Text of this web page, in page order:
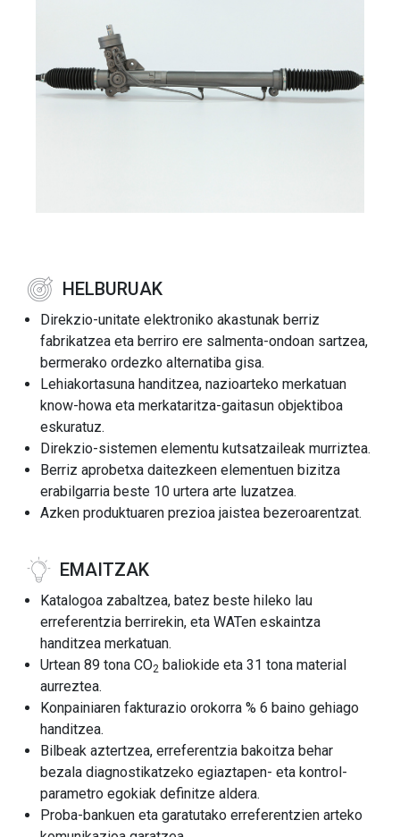
HELBURUAK
Direkzio-unitate elektroniko akastunak berriz
fabrikatzea eta berriro ere salmenta-ondoan sartzea,
bermerako ordezko alternatiba gisa.
Lehiakortasuna handitzea, nazioarteko merkatuan
know-howa eta merkataritza-gaitasun objektiboa
eskuratuz.
Direkzio-sistemen elementu kutsatzaileak murriztea.
Berriz aprobetxa daitezkeen elementuen bizitza
erabilgarria beste 10 urtera arte luzatzea.
Azken produktuaren prezioa jaistea bezeroarentzat.
EMAITZAK
Katalogoa zabaltzea, batez beste hileko lau
erreferentzia berrirekin, eta WATen eskaintza
handitzea merkatuan.
Urtean 89 tona CO2 baliokide eta 31 tona material
aurreztea.
Konpainiaren fakturazio orokorra % 6 baino gehiago
handitzea.
Bilbeak aztertzea, erreferentzia bakoitza behar
bezala diagnostikatzeko egiaztapen- eta kontrol-
parametro egokiak definitze aldera.
Proba-bankuen eta garatutako erreferentzien arteko